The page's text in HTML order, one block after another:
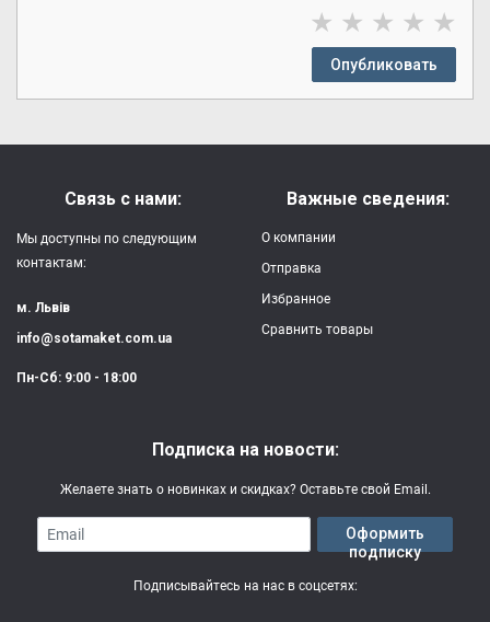
★ ★ ★ ★ ★
Опубликовать
Связь с нами:
Мы доступны по следующим
контактам:
м. Львів
info@sotamaket.com.ua
Пн-Сб: 9:00 - 18:00
Важные сведения:
О компании
Отправка
Избранное
Сравнить товары
Подписка на новости:
Желаете знать о новинках и скидках? Оставьте свой Email.
Email
Оформить
подписку
Подписывайтесь на нас в соцсетях: